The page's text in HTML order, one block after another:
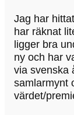
Jag har
har räknat
ligger bra
ny och har
via svenska
samlarmynt
värdet/